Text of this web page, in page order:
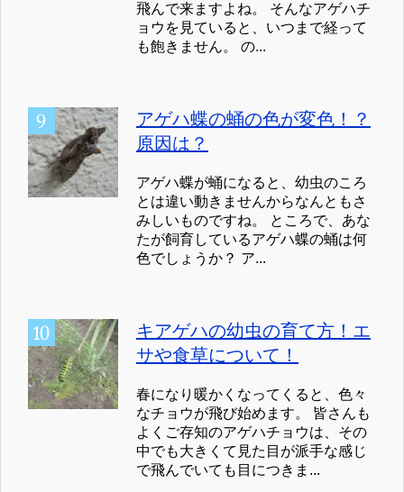
飛んで来ますよね。 そんなアゲハチ
ョウを見ていると、いつまで経って
も飽きません。 の...
アゲハ蝶の蛹の色が変色！？
原因は？
アゲハ蝶が蛹になると、幼虫のころ
とは違い動きませんからなんともさ
みしいものですね。 ところで、あな
たが飼育しているアゲハ蝶の蛹は何
色でしょうか？ ア...
キアゲハの幼虫の育て方！エ
サや食草について！
春になり暖かくなってくると、色々
なチョウが飛び始めます。 皆さんも
よくご存知のアゲハチョウは、その
中でも大きくて見た目が派手な感じ
で飛んでいても目につきま...